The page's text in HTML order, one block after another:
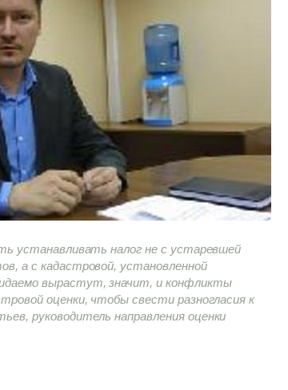
устанавливать налог не с устаревшей
а с кадастровой, установленной
вырастут, значит, и конфликты
оценки, чтобы свести разногласия к
руководитель направления оценки